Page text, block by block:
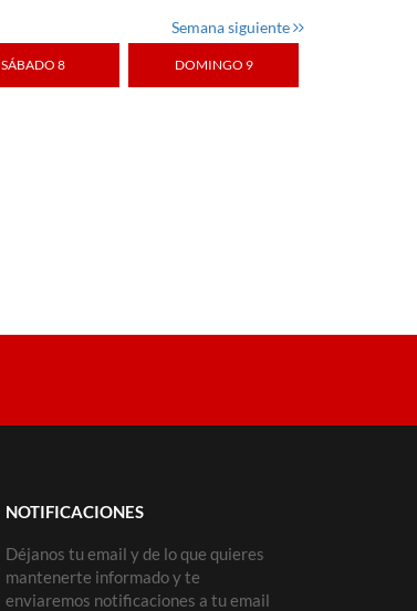
Semana siguiente
SÁBADO 8 DOMINGO 9
NOTIFICACIONES
Déjanos tu email y de lo que quieres
mantenerte informado y te
enviaremos notificaciones a tu email